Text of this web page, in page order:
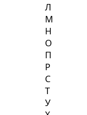
Л
М
Н
О
П
Р
С
Т
У